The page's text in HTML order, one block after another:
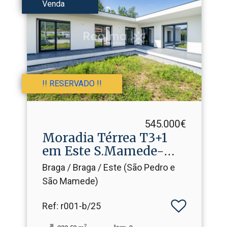
Venda
!! RESERVADO !!
545.000€
Moradia Térrea T3+1
em Este S.​Mamede-
Braga
Braga / Braga / Este (São Pedro e
São Mamede)
Ref: r001-b/25
2